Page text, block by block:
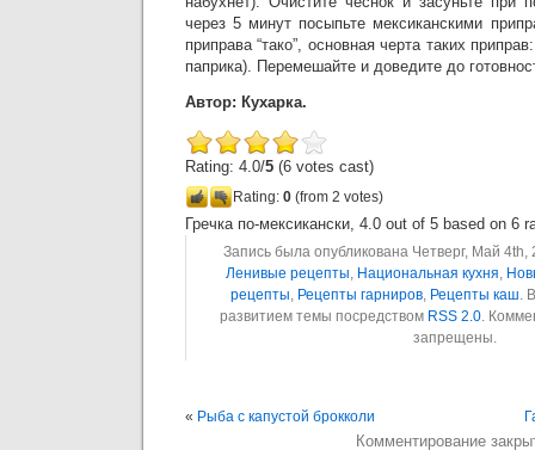
через 5 минут посыпьте мексиканскими
приправа “тако”, основная черта таких
паприка). Перемешайте и доведите до
Автор: Кухарка.
Rating: 4.0/5 (6 votes cast)
Rating: 0 (from 2 votes)
Гречка по-мексикански, 4.0 out of 5 based on 6
Запись была опубликована Четверг, Май 4th,
Ленивые рецепты, Национальная кухня,
рецепты, Рецепты гарниров, Рецепты каш.
развитием темы посредством RSS 2.0.
запрещены.
« Рыба с капустой брокколи
Комментирование